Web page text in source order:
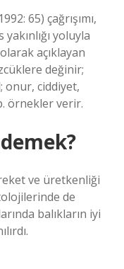
65) çağrışımı,
yoluyla
açıklayan
değinir;
onur, ciddiyet,
örnekler verir.
ve üretkenliği
de
balıkların iyi